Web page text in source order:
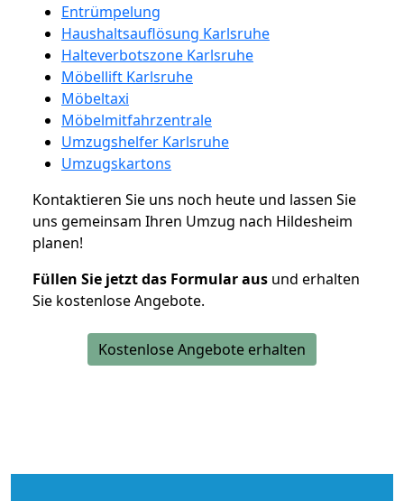
Entrümpelung
Haushaltsauflösung Karlsruhe
Halteverbotszone Karlsruhe
Möbellift Karlsruhe
Möbeltaxi
Möbelmitfahrzentrale
Umzugshelfer Karlsruhe
Umzugskartons
Kontaktieren Sie uns noch heute und lassen Sie
uns gemeinsam Ihren Umzug nach Hildesheim
planen!
Füllen Sie jetzt das Formular aus und erhalten
Sie kostenlose Angebote.
Kostenlose Angebote erhalten